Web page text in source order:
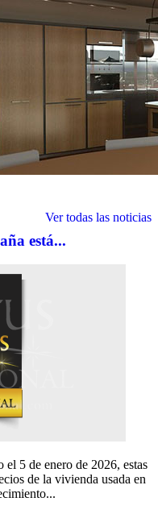
Ver todas las noticias
está...
5 de enero de 2026, estas
de la vivienda usada en